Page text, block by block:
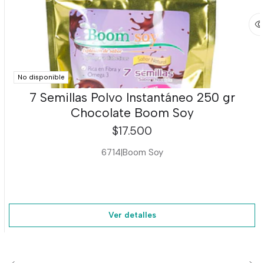
No disponible
7 Semillas Polvo Instantáneo 250 gr
Chocolate Boom Soy
$17.500
6714|Boom Soy
Ver detalles